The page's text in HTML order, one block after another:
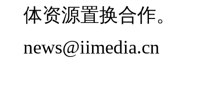
体资源置换合作。
news@iimedia.cn